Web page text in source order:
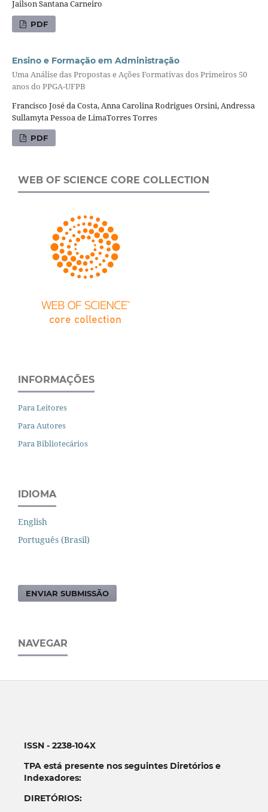
Jailson Santana Carneiro
PDF
Ensino e Formação em Administração
Uma Análise das Propostas e Ações Formativas dos Primeiros 50
anos do PPGA-UFPB
Francisco José da Costa, Anna Carolina Rodrigues Orsini, Andressa
Sullamyta Pessoa de LimaTorres Torres
PDF
WEB OF SCIENCE CORE COLLECTION
INFORMAÇÕES
Para Leitores
Para Autores
Para Bibliotecários
IDIOMA
English
Português (Brasil)
ENVIAR SUBMISSÃO
NAVEGAR
ISSN - 2238-104X
TPA está presente nos seguintes Diretórios e
Indexadores:
DIRETÓRIOS: